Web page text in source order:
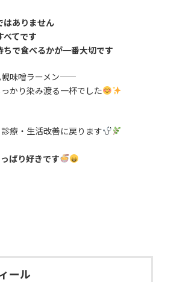
はありません
べてです
ちで食べるかが一番大切です
味噌ラーメン――
かり染み渡る一杯でした
療・生活改善に戻ります
ぱり好きです
ール